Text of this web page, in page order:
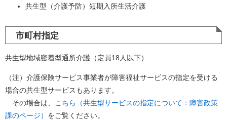
共生型（介護予防）短期入所生活介護
市町村指定
共生型地域密着型通所介護（定員18人以下）
（注）介護保険サービス事業者が障害福祉サービスの指定を受ける
場合の共生型サービスもあります。
その場合は、
こちら（共生型サービスの指定について：障害政策
課のページ） をご覧ください。